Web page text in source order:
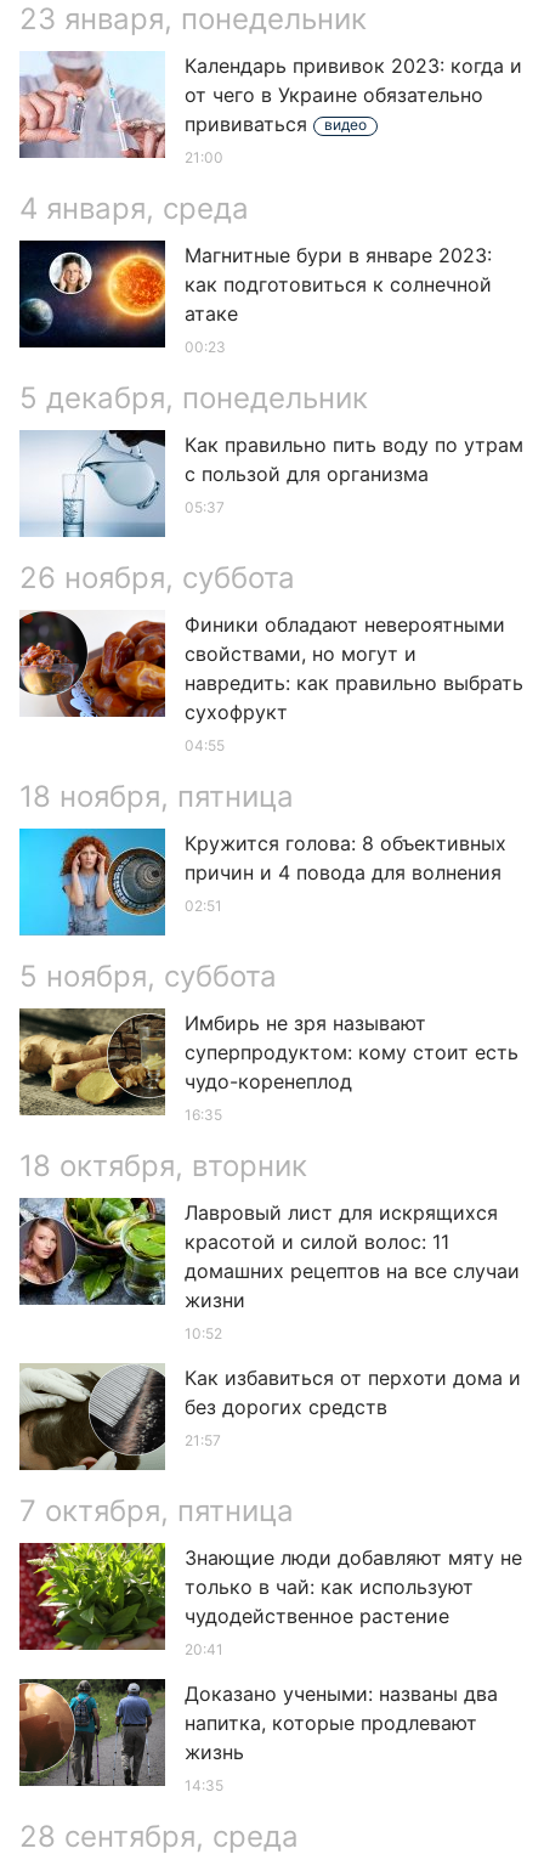
23 января, понедельник
Календарь прививок 2023: когда и
от чего в Украине обязательно
прививаться
видео
21:00
4 января, среда
Магнитные бури в январе 2023:
как подготовиться к солнечной
атаке
00:23
5 декабря, понедельник
Как правильно пить воду по утрам
с пользой для организма
05:37
26 ноября, суббота
Финики обладают невероятными
свойствами, но могут и
навредить: как правильно выбрать
сухофрукт
04:55
18 ноября, пятница
Кружится голова: 8 объективных
причин и 4 повода для волнения
02:51
5 ноября, суббота
Имбирь не зря называют
суперпродуктом: кому стоит есть
чудо-коренеплод
16:35
18 октября, вторник
Лавровый лист для искрящихся
красотой и силой волос: 11
домашних рецептов на все случаи
жизни
10:52
Как избавиться от перхоти дома и
без дорогих средств
21:57
7 октября, пятница
Знающие люди добавляют мяту не
только в чай: как используют
чудодейственное растение
20:41
Доказано учеными: названы два
напитка, которые продлевают
жизнь
14:35
28 сентября, среда